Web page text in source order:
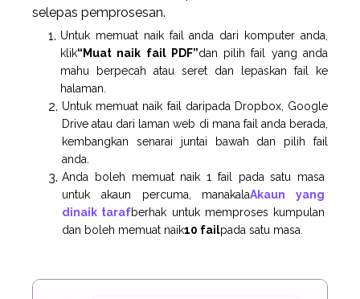
selepas pemprosesan.
Untuk memuat naik fail anda dari komputer anda,
klik“Muat naik fail PDF”dan pilih fail yang anda
mahu berpecah atau seret dan lepaskan fail ke
halaman.
Untuk memuat naik fail daripada Dropbox, Google
Drive atau dari laman web di mana fail anda berada,
kembangkan senarai juntai bawah dan pilih fail
anda.
Anda boleh memuat naik 1 fail pada satu masa
untuk akaun percuma, manakalaAkaun yang
dinaik tarafberhak untuk memproses kumpulan
dan boleh memuat naik10 failpada satu masa.